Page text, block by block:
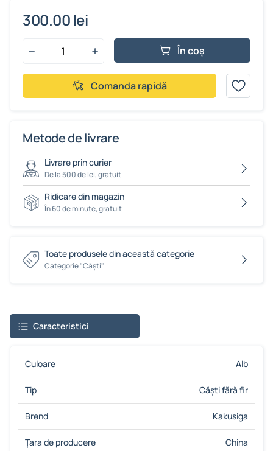
300.00 lei
În coș
Comanda rapidă
Metode de livrare
Livrare prin curier
De la 500 de lei, gratuit
Ridicare din magazin
În 60 de minute, gratuit
Toate produsele din această categorie
Сategorie "Căști"
Caracteristici
Culoare Alb
Tip Căști fără fir
Brend Kakusiga
Țara de producere China